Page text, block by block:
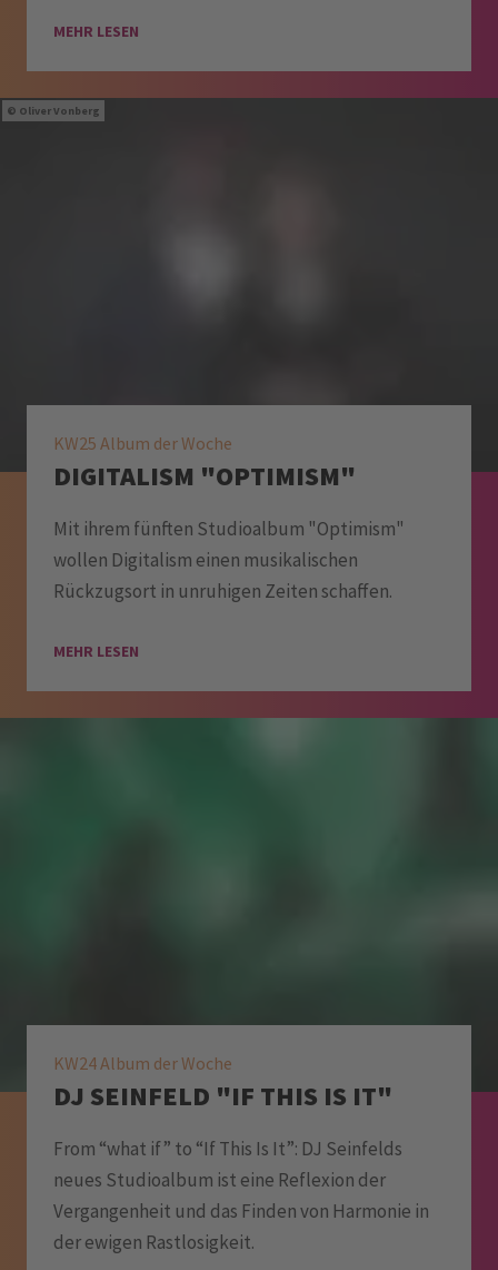
MEHR LESEN
Oliver Vonberg
KW25 Album der Woche
DIGITALISM "OPTIMISM"
Mit ihrem fünften Studioalbum "Optimism"
wollen Digitalism einen musikalischen
Rückzugsort in unruhigen Zeiten schaffen.
MEHR LESEN
KW24 Album der Woche
DJ SEINFELD "IF THIS IS IT"
From “what if” to “If This Is It”: DJ Seinfelds
neues Studioalbum ist eine Reflexion der
Vergangenheit und das Finden von Harmonie in
der ewigen Rastlosigkeit.